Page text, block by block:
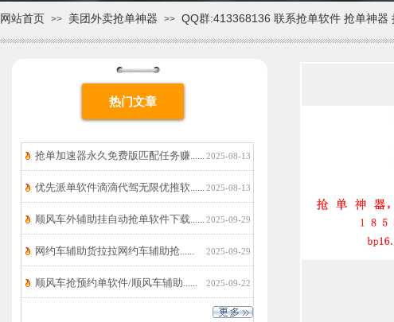
网站首页 >> 美团外卖抢单神器 >> QQ群:413368136 联系抢单软件 抢单神
热门文章
抢单加速器永久免费版匹配任务赚......2025-08-13
优先派单软件滴滴代驾无限优推软......2025-08-13
顺风车外辅助挂自动抢单软件下载......2025-09-29
网约车辅助货拉拉网约车辅助抢...... 2025-09-29
顺风车抢预约单软件/顺风车辅助...... 2025-09-22